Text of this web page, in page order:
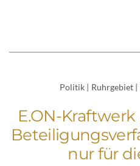
Politik | Ruhrgebiet |
E.ON-Kraftwerk
nur für